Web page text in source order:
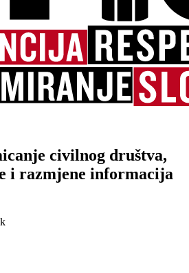
civilnog društva,
i razmjene informacija